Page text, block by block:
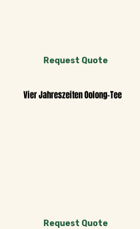
Request Quote
Vier Jahreszeiten Oolong-Tee
Request Quote